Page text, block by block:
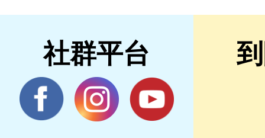
社群平台